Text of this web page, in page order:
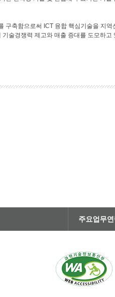
구축함으로써 ICT 융합 핵심기술을 지
술경쟁력 제고와 매출 증대를 도모하고
주요업무연